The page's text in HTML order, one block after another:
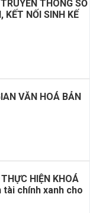
THÔNG SỐ
KẾT NỐI SINH KẾ
VĂN HOÁ BẢN
HIỆN KHOÁ
tài chính xanh cho